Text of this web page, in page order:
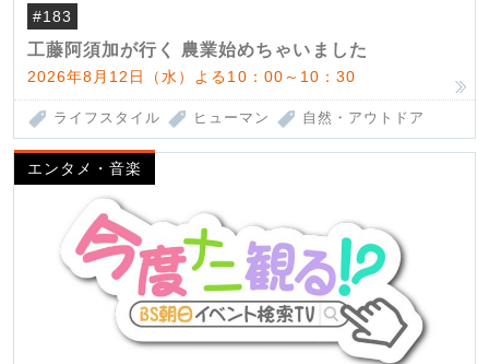
#183
工藤阿須加が行く 農業始めちゃいました
2026年8月12日（水）よる10：00～10：30
ライフスタイル ヒューマン 自然・アウトドア
エンタメ・音楽